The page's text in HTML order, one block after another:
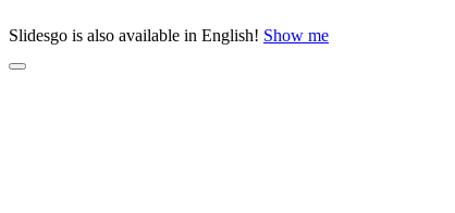
Slidesgo is also available in English! Show me